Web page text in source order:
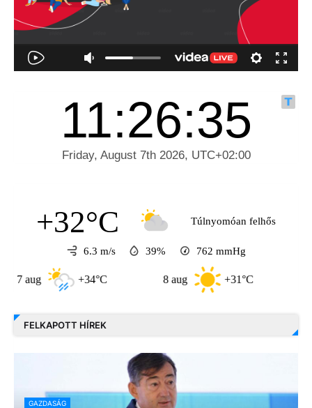
+32°C Túlnyomóan felhős
6.3 m/s 39% 762 mmHg
+34°C +31°C
FELKAPOTT HÍREK
GAZDASÁG